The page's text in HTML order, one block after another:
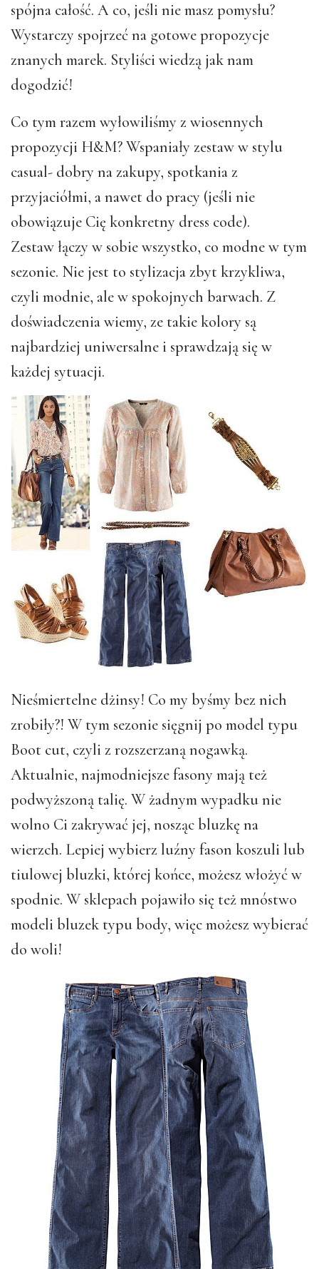
spójna całość. A co, jeśli nie masz pomysłu?
Wystarczy spojrzeć na gotowe propozycje
znanych marek. Styliści wiedzą jak nam
dogodzić!
Co tym razem wyłowiliśmy z wiosennych
propozycji H&M? Wspaniały zestaw w stylu
casual- dobry na zakupy, spotkania z
przyjaciółmi, a nawet do pracy (jeśli nie
obowiązuje Cię konkretny dress code).
Zestaw łączy w sobie wszystko, co modne w tym
sezonie. Nie jest to stylizacja zbyt krzykliwa,
czyli modnie, ale w spokojnych barwach. Z
doświadczenia wiemy, ze takie kolory są
najbardziej uniwersalne i sprawdzają się w
każdej sytuacji.
Nieśmiertelne dżinsy! Co my byśmy bez nich
zrobiły?! W tym sezonie sięgnij po model typu
Boot cut, czyli z rozszerzaną nogawką.
Aktualnie, najmodniejsze fasony mają też
podwyższoną talię. W żadnym wypadku nie
wolno Ci zakrywać jej, nosząc bluzkę na
wierzch. Lepiej wybierz luźny fason koszuli lub
tiulowej bluzki, której końce, możesz włożyć w
spodnie. W sklepach pojawiło się też mnóstwo
modeli bluzek typu body, więc możesz wybierać
do woli!